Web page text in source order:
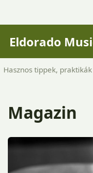
Eldorado
Hasznos tippek,
Magazin